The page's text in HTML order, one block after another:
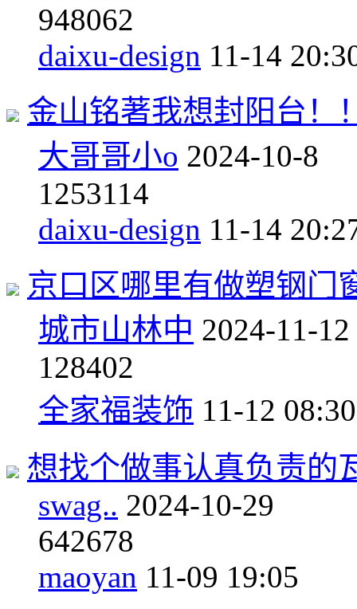
948062
daixu-design 11-14
金山铭著我想封阳台！
大哥哥小o 2024-10-8
1253114
daixu-design 11-14
京口区哪里有做塑钢门
城市山林中 2024-11-12
128402
全家福装饰 11-12 08:30
想找个做事认真负责的
swag.. 2024-10-29
642678
maoyan 11-09 19:05